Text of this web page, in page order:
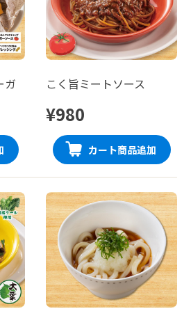
ガ こく旨ミートソース
¥980
カート商品追加